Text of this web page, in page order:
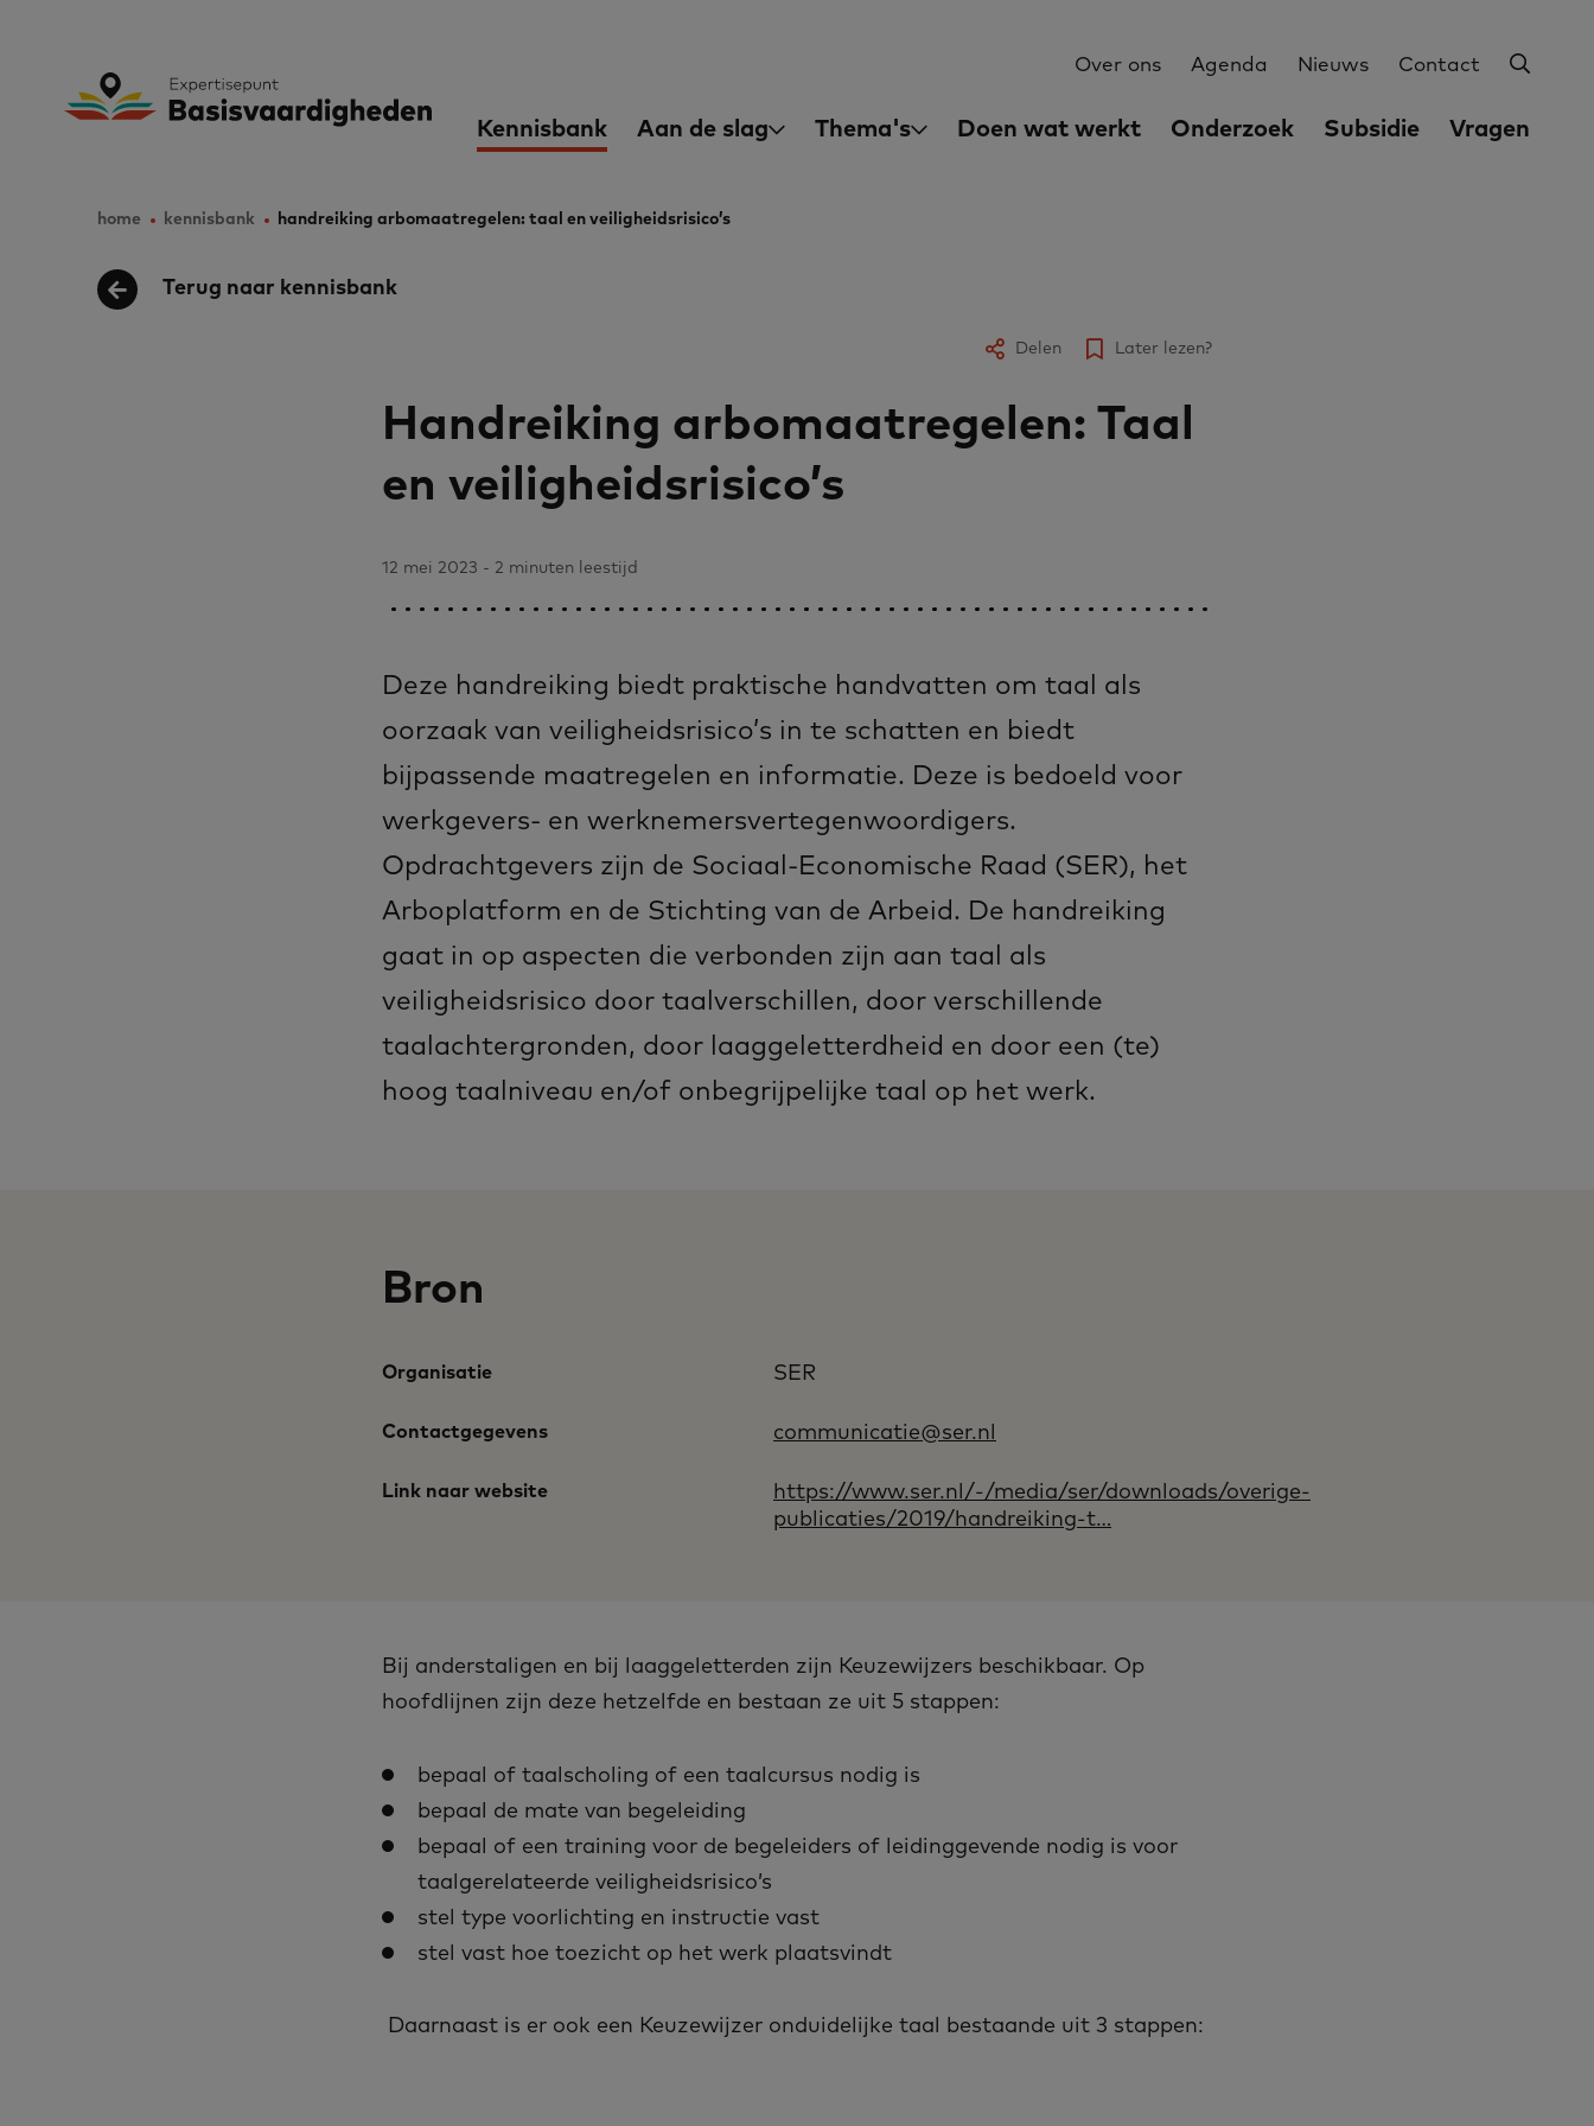
main
Expertisepunt Basisvaardigheden
Utilities
Over ons Agenda Nieuws Contact
Main
Kennisbank Aan de slag Thema's Doen wat werkt Onderzoek Subsidie Vragen
Breadcrumb
home kennisbank handreiking arbomaatregelen: taal en veiligheidsrisico’s
Terug naar kennisbank
Delen Later lezen?
Handreiking arbomaatregelen: Taal
en veiligheidsrisico’s
12 mei 2023 - 2 minuten leestijd
Deze handreiking biedt praktische handvatten om taal als
oorzaak van veiligheidsrisico’s in te schatten en biedt
bijpassende maatregelen en informatie. Deze is bedoeld voor
werkgevers- en werknemersvertegenwoordigers.
Opdrachtgevers zijn de Sociaal-Economische Raad (SER), het
Arboplatform en de Stichting van de Arbeid. De handreiking
gaat in op aspecten die verbonden zijn aan taal als
veiligheidsrisico door taalverschillen, door verschillende
taalachtergronden, door laaggeletterdheid en door een (te)
hoog taalniveau en/of onbegrijpelijke taal op het werk.
Bron
Organisatie SER
Contactgegevens communicatie@ser.nl
Link naar website
https://www.ser.nl/-/media/ser/downloads/overige-
publicaties/2019/handreiking-t…
Bij anderstaligen en bij laaggeletterden zijn Keuzewijzers beschikbaar. Op
hoofdlijnen zijn deze hetzelfde en bestaan ze uit 5 stappen:
bepaal of taalscholing of een taalcursus nodig is
bepaal de mate van begeleiding
bepaal of een training voor de begeleiders of leidinggevende nodig is voor
taalgerelateerde veiligheidsrisico’s
stel type voorlichting en instructie vast
stel vast hoe toezicht op het werk plaatsvindt
Daarnaast is er ook een Keuzewijzer onduidelijke taal bestaande uit 3 stappen: